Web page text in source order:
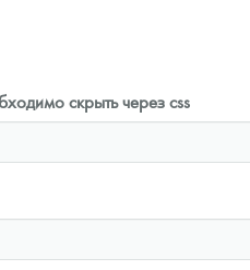
скрыть через css